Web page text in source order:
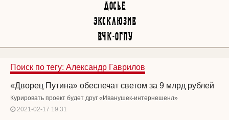
Досье
Эксклюзив
ВЧК-ОГПУ
Поиск по тегу: Александр Гаврилов
«Дворец Путина» обеспечат светом за 9 млрд рублей
Курировать проект будет друг «Иванушек-интернешенл»
2021-02-17 19:31